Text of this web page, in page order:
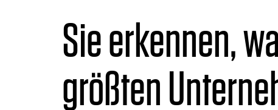
Sie erkennen,
größten